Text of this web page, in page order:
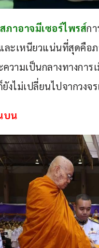
ภาอาจมีเซอร์ไพรส์ก
ะเหนียวแน่นที่สุดคือภ
วามเป็นกลางทางกา
งไม่เปลี่ยนไปจากวงจ
บน